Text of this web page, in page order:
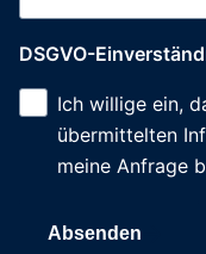
DSGVO-
Ich willige ein,
übermittelten
meine Anfrage
Absenden